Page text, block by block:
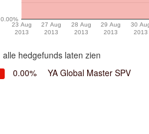
23 Aug
2013
27 Aug
2013
28 Aug
2013
29 Aug
2013
30
2013
0.00%
alle hedgefunds laten zien
0.00%
YA Global Master SPV